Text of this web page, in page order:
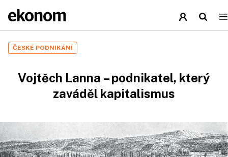
ČESKÉ PODNIKÁNÍ
Vojtěch Lanna – podnikatel, který
zaváděl kapitalismus